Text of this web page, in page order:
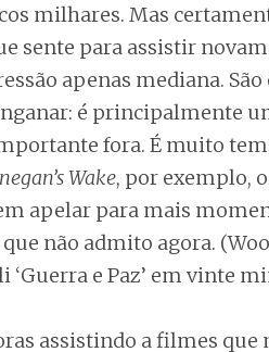
milhares. Mas
sente para assistir
apenas mediana. São
é principalmente
fora. É muito
Wake, por exemplo,
apelar para mais
não admito agora.
e Paz’ em vinte
assistindo a filmes